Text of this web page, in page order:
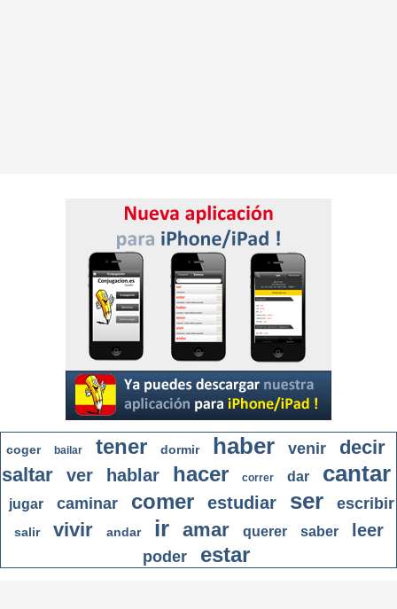
coger bailar tener dormir haber venir
decir
saltar
ver hablar hacer correr dar cantar
jugar caminar comer estudiar ser escribir
salir vivir andar ir amar querer saber leer
poder estar